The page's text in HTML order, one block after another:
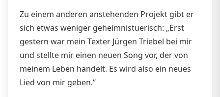
Zu einem anderen anstehenden Projekt gibt er
sich etwas weniger geheimnistuerisch: „Erst
gestern war mein Texter Jürgen Triebel bei mir
und stellte mir einen neuen Song vor, der von
meinem Leben handelt. Es wird also ein neues
Lied von mir geben.“